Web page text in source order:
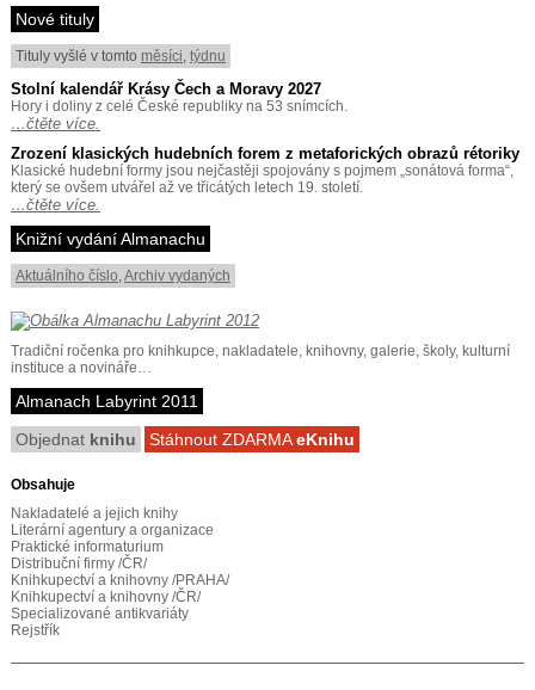
Nové tituly
Tituly vyšlé v tomto měsíci, týdnu
Stolní kalendář Krásy Čech a Moravy 2027
Hory i doliny z celé České republiky na 53 snímcích.
…čtěte více.
Zrození klasických hudebních forem z metaforických obrazů rétoriky
Klasické hudební formy jsou nejčastěji spojovány s pojmem „sonátová forma“,
který se ovšem utvářel až ve třicátých letech 19. století.
…čtěte více.
Knižní vydání Almanachu
Aktuálního číslo,Archiv vydaných
Tradiční ročenka pro knihkupce, nakladatele, knihovny, galerie, školy, kulturní
instituce a novináře…
Almanach Labyrint 2011
Objednat knihu Stáhnout ZDARMAeKnihu
Obsahuje
Nakladatelé a jejich knihy
Literární agentury a organizace
Praktické informaturium
Distribuční firmy /ČR/
Knihkupectví a knihovny /PRAHA/
Knihkupectví a knihovny /ČR/
Specializované antikvariáty
Rejstřík